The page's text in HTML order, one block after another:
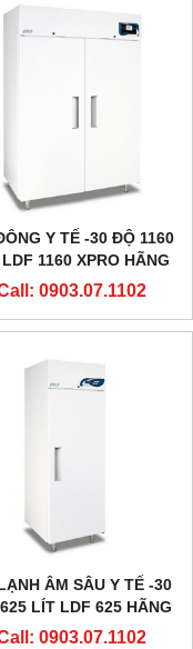
Y TẾ -30 ĐỘ 1160
1160 XPRO HÃNG
EVERMED - Ý
0903.07.1102
ÂM SÂU Y TẾ -30
LÍT LDF 625 HÃNG
EVERMED - Ý
0903.07.1102